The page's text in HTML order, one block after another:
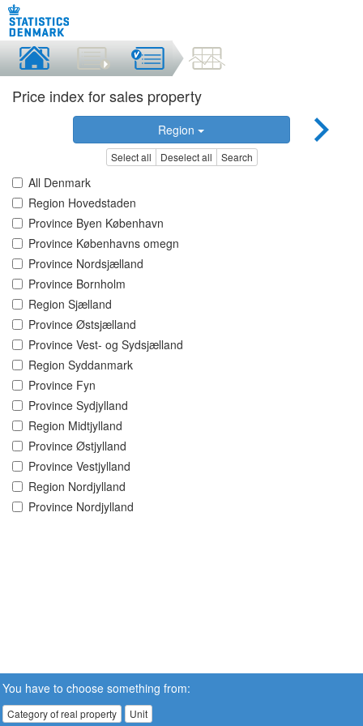
Price index for sales property
Region
Select all Deselect all Search
All Denmark
Region Hovedstaden
Province Byen København
Province Københavns omegn
Province Nordsjælland
Province Bornholm
Region Sjælland
Province Østsjælland
Province Vest- og Sydsjælland
Region Syddanmark
Province Fyn
Province Sydjylland
Region Midtjylland
Province Østjylland
Province Vestjylland
Region Nordjylland
Province Nordjylland
You have to choose something from:
Category of real property Unit